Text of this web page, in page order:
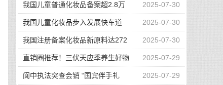
2025-07-30
我国儿童普通化妆品备案超2.8万
2025-07-30
我国儿童化妆品步入发展快车道
2025-07-30
我国注册备案化妆品新原料达272
2025-07-29
直销圈推荐！三伏天应季养生好物
2025-07-29
阆中执法突查会销 “国宾伴手礼